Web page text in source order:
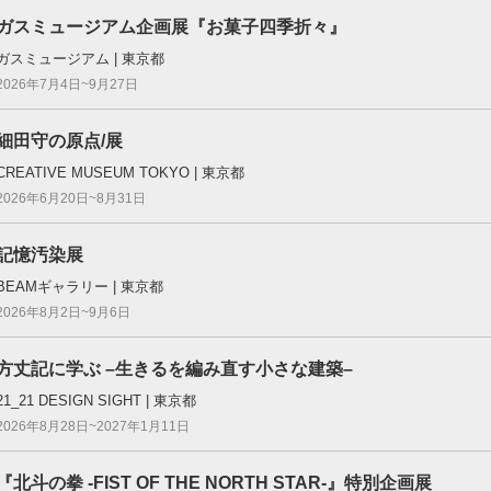
スミュージアム企画展『お菓子四季折々』
スミュージアム | 東京都
年7月4日~9月27日
田守の原点/展
MUSEUM TOKYO | 東京都
年6月20日~8月31日
憶汚染展
ギャラリー | 東京都
年8月2日~9月6日
丈記に学ぶ –生きるを編み直す小さな建築–
DESIGN SIGHT | 東京都
年8月28日~2027年1月11日
『北斗の拳 -FIST OF THE NORTH STAR-』特別企画展